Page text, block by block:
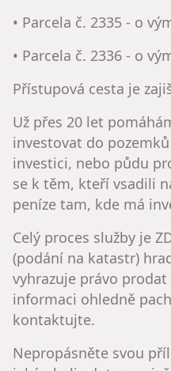
• Parcela č. 2335 - o
• Parcela č. 2336 - o
Přístupová cesta je
Už přes 20 let
investovat do
investici, nebo půdu
se k těm, kteří vsadili
peníze tam, kde má
Celý proces služby je
(podání na katastr)
vyhrazuje právo
informaci ohledně
kontaktujte.
Nepropásněte svou